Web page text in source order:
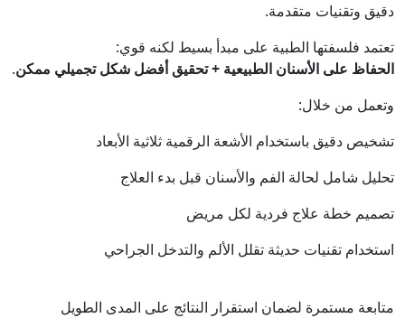
دقيق وتقنيات متقدمة.
تعتمد فلسفتها الطبية على مبدأ بسيط لكنه قوي:
الحفاظ على الأسنان الطبيعية + تحقيق أفضل شكل تجميلي ممكن.
وتعمل من خلال:
تشخيص دقيق باستخدام الأشعة الرقمية ثلاثية الأبعاد
تحليل شامل لحالة الفم والأسنان قبل بدء العلاج
تصميم خطة علاج فردية لكل مريض
استخدام تقنيات حديثة تقلل الألم والتدخل الجراحي
متابعة مستمرة لضمان استقرار النتائج على المدى الطويل